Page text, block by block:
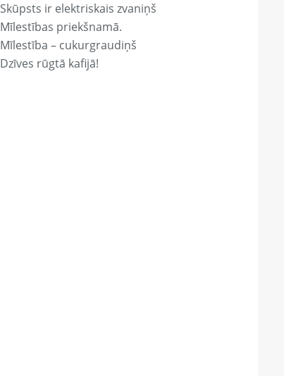
Skūpsts ir elektriskais zvaniņš
Mīlestības priekšnamā.
Mīlestība – cukurgraudiņš
Dzīves rūgtā kafijā!